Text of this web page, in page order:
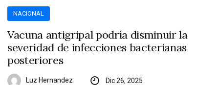
NACIONAL
Vacuna antigripal podría disminuir la
severidad de infecciones bacterianas
posteriores
Luz Hernandez Dic 26, 2025